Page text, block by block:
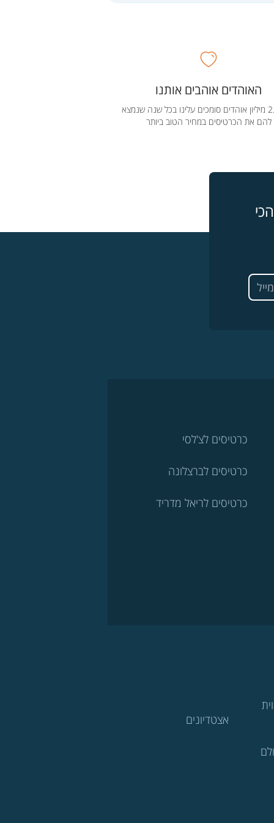
האוהדים אוהבים אותנו
מעל 2.5 מיליון אוהדים סומכים עלינו בכל שנה שנמצא
להם את הכרטיסים במחיר הטוב ביותר
כרטיסים לצ'לסי
כרטיסים לברצלונה
כרטיסים לריאל מדריד
אצטדיונים